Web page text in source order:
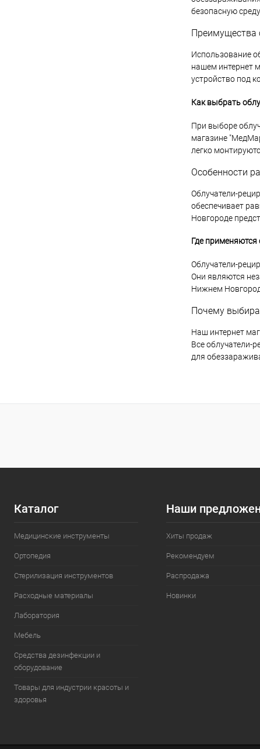
безопасную
Преимущества
Использование
нашем интернет
устройство под
Как выбрать
При выборе
магазине
легко
Особенности
Облучатели-
обеспечивает
Новгороде
Где применяются
Облучатели-
Они являются
Нижнем
Почему
Наш интернет
Все облучатели-
для
Каталог
Медицинские инструменты
Ортопедия
Стерилизация инструментов
Расходные материалы
Лаборатория
Мебель
Средства дезинфекции и
оборудование
Товары для индустрии красоты и
здоровья
Наши
Хиты продаж
Рекомендуем
Распродажа
Новинки